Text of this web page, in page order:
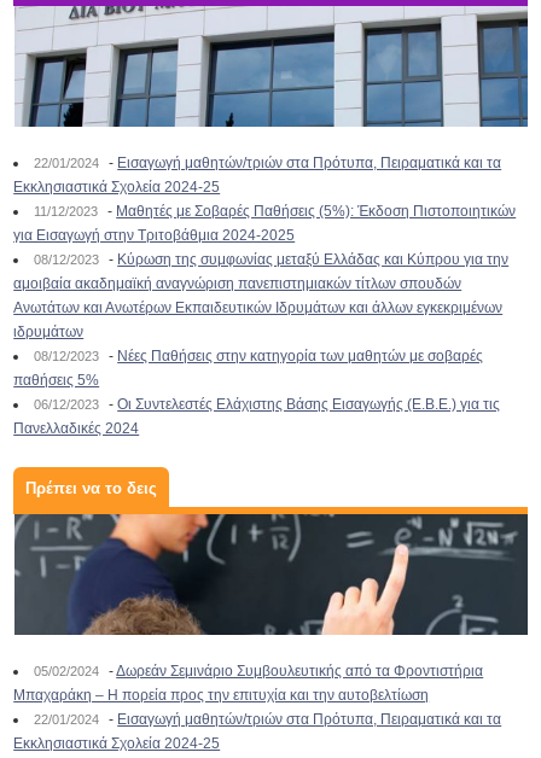
22/01/2024 - Εισαγωγή μαθητών/τριών στα Πρότυπα, Πειραματικά και τα
Εκκλησιαστικά Σχολεία 2024-25
11/12/2023 - Μαθητές με Σοβαρές Παθήσεις (5%): Έκδοση Πιστοποιητικών
για Εισαγωγή στην Τριτοβάθμια 2024-2025
08/12/2023 - Κύρωση της συμφωνίας μεταξύ Ελλάδας και Κύπρου για την
αμοιβαία ακαδημαϊκή αναγνώριση πανεπιστημιακών τίτλων σπουδών
Ανωτάτων και Ανωτέρων Εκπαιδευτικών Ιδρυμάτων και άλλων εγκεκριμένων
ιδρυμάτων
08/12/2023 - Νέες Παθήσεις στην κατηγορία των μαθητών με σοβαρές
παθήσεις 5%
06/12/2023 -Οι Συντελεστές Ελάχιστης Βάσης Εισαγωγής (Ε.Β.Ε.) για τις
Πανελλαδικές 2024
Πρέπει να το δεις
05/02/2024 -Δωρεάν Σεμινάριο Συμβουλευτικής από τα Φροντιστήρια
Μπαχαράκη – Η πορεία προς την επιτυχία και την αυτοβελτίωση
22/01/2024 - Εισαγωγή μαθητών/τριών στα Πρότυπα, Πειραματικά και τα
Εκκλησιαστικά Σχολεία 2024-25